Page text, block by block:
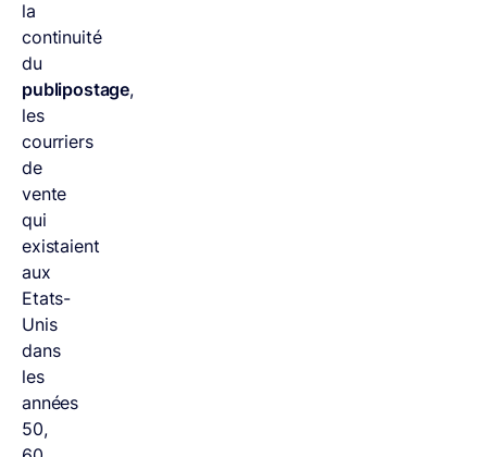
la
continuité
du
publipostage,
les
courriers
de
vente
qui
existaient
aux
Etats-
Unis
dans
les
années
50,